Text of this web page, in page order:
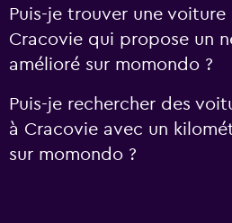
Puis-je trouver une
Cracovie qui propose un
amélioré sur momondo ?
Puis-je rechercher des
à Cracovie avec un
sur momondo ?